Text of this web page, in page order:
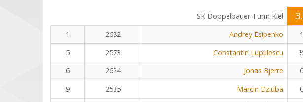
SK Doppelbauer Turm Kiel
1
2682 Andrey Esipenko 1
5
2573 Constantin Lupulescu
6
2624 Jonas Bjerre 0
9
2535 Marcin Dziuba 0